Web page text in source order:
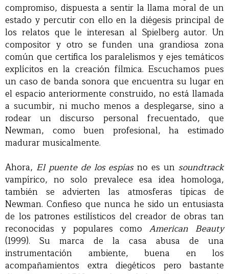
compromiso, dispuesta a sentir la llama moral de un
estado y percutir con ello en la diégesis principal de
los relatos que le interesan al Spielberg autor. Un
compositor y otro se funden una grandiosa zona
común que certifica los paralelismos y ejes temáticos
explícitos en la creación fílmica. Escuchamos pues
un caso de banda sonora que encuentra su lugar en
el espacio anteriormente construido, no está llamada
a sucumbir, ni mucho menos a desplegarse, sino a
rodear un discurso personal frecuentado, que
Newman, como buen profesional, ha estimado
madurar musicalmente.
Ahora, El puente de los espíasno es un soundtrack
vampírico, no solo prevalece esa idea homologa,
también se advierten las atmosferas típicas de
Newman. Confieso que nunca he sido un entusiasta
de los patrones estilísticos del creador de obras tan
reconocidas y populares comoAmerican Beauty
(1999). Su marca de la casa abusa de una
instrumentación ambiente, buena en los
acompañamientos extra diegéticos pero bastante